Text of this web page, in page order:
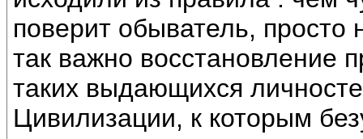
поверит обыватель,
так важно восстановление
таких выдающихся
Цивилизации, к которым